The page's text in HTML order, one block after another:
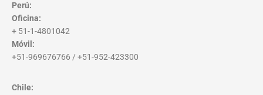
Perú:
Oficina:
+ 51-1-4801042
Móvil:
+51-969676766 / +51-952-423300
Chile: